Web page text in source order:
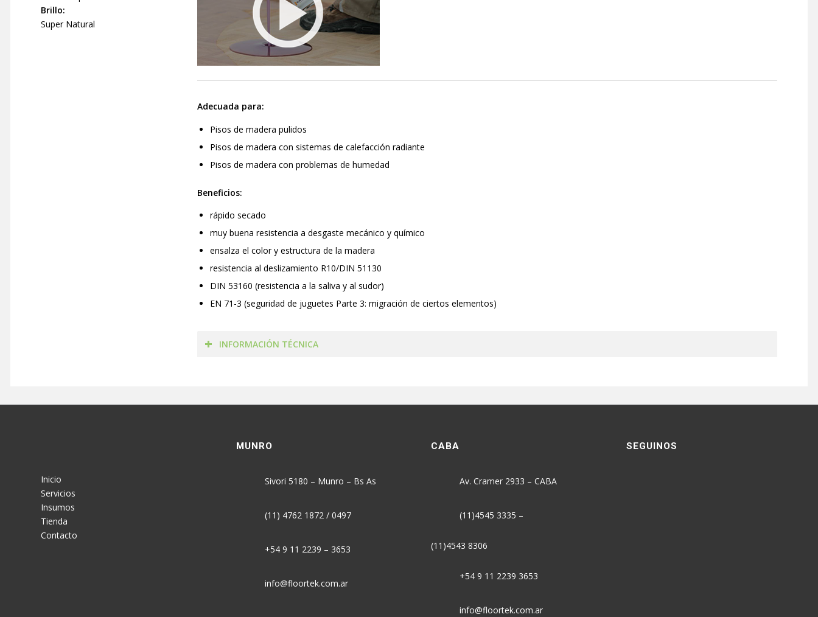
Brillo:
Super Natural
Adecuada para:
Pisos de madera pulidos
Pisos de madera con sistemas de calefacción radiante
Pisos de madera con problemas de humedad
Beneficios:
rápido secado
muy buena resistencia a desgaste mecánico y químico
ensalza el color y estructura de la madera
resistencia al deslizamiento R10/DIN 51130
DIN 53160 (resistencia a la saliva y al sudor)
EN 71-3 (seguridad de juguetes Parte 3: migración de ciertos elementos)
INFORMACIÓN TÉCNICA
Inicio
Servicios
Insumos
Tienda
Contacto
MUNRO
Sivori 5180 – Munro – Bs As
(11) 4762 1872 / 0497
+54 9 11 2239 – 3653
info@floortek.com.ar
CABA
Av. Cramer 2933 – CABA
(11)4545 3335 –
(11)4543 8306
+54 9 11 2239 3653
info@floortek.com.ar
SEGUINOS